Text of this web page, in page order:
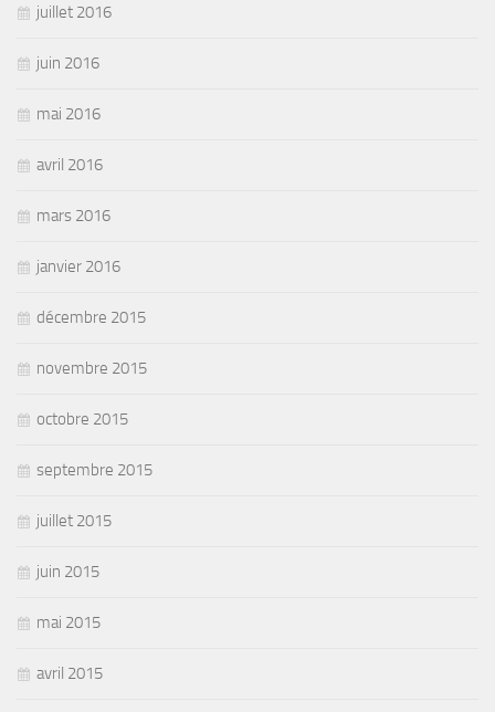
juillet 2016
juin 2016
mai 2016
avril 2016
mars 2016
janvier 2016
décembre 2015
novembre 2015
octobre 2015
septembre 2015
juillet 2015
juin 2015
mai 2015
avril 2015